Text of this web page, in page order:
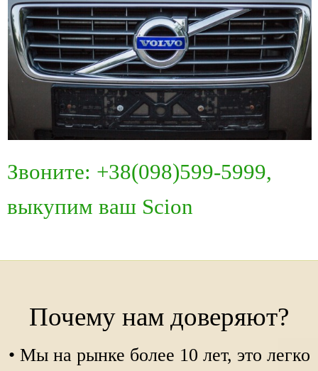
Звоните: +38(098)599-5999,
выкупим ваш Scion
Почему нам доверяют?
• Мы на рынке более 10 лет, это легко